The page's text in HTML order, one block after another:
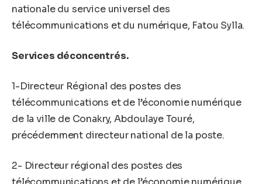
nationale du service universel des
télécommunications et du numérique, Fatou Sylla.
Services déconcentrés.
1-Directeur Régional des postes des
télécommunications et de l’économie numérique
de la ville de Conakry, Abdoulaye Touré,
précédemment directeur national de la poste.
2- Directeur régional des postes des